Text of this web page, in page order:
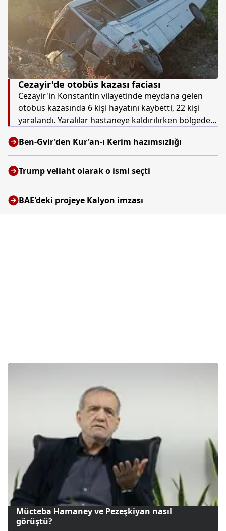
Cezayir'de otobüs kazası faciası
Cezayir'in Konstantin vilayetinde meydana gelen
otobüs kazasında 6 kişi hayatını kaybetti, 22 kişi
yaralandı. Yaralılar hastaneye kaldırılırken bölgedeki
Ben-Gvir'den Kur'an-ı Kerim hazımsızlığı
Trump veliaht olarak o ismi seçti
BAE'deki projeye Kalyon imzası
Mücteba Hamaney ve Pezeşkiyan nasıl
görüştü?